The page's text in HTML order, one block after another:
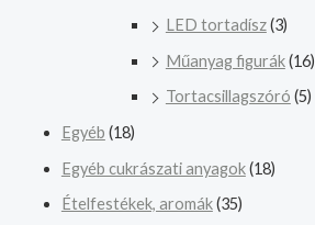
LED tortadísz(3)
Műanyag figurák(16)
Tortacsillagszóró (5)
Egyéb (18)
Egyéb cukrászati anyagok(18)
Ételfestékek, aromák(35)